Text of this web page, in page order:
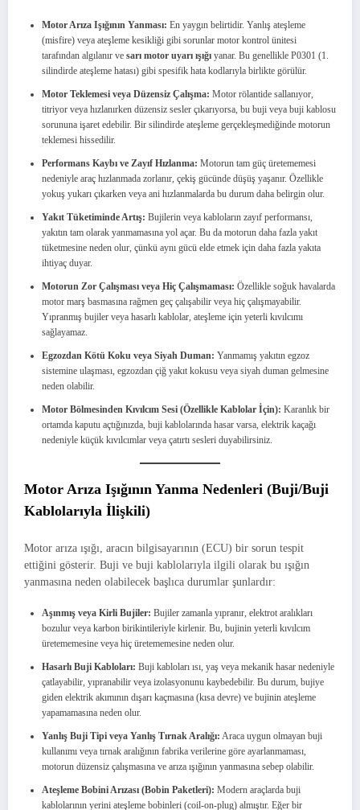
Motor Arıza Işığının Yanması: En yaygın belirtidir. Yanlış ateşleme
(misfire) veya ateşleme kesikliği gibi sorunlar motor kontrol ünitesi
tarafından algılanır ve sarı motor uyarı ışığı yanar. Bu genellikle P0301 (1.
silindirde ateşleme hatası) gibi spesifik hata kodlarıyla birlikte görülür.
Motor Teklemesi veya Düzensiz Çalışma: Motor rölantide sallanıyor,
titriyor veya hızlanırken düzensiz sesler çıkarıyorsa, bu buji veya buji kablosu
sorununa işaret edebilir. Bir silindirde ateşleme gerçekleşmediğinde motorun
teklemesi hissedilir.
Performans Kaybı ve Zayıf Hızlanma: Motorun tam güç üretememesi
nedeniyle araç hızlanmada zorlanır, çekiş gücünde düşüş yaşanır. Özellikle
yokuş yukarı çıkarken veya ani hızlanmalarda bu durum daha belirgin olur.
Yakıt Tüketiminde Artış: Bujilerin veya kabloların zayıf performansı,
yakıtın tam olarak yanmamasına yol açar. Bu da motorun daha fazla yakıt
tüketmesine neden olur, çünkü aynı gücü elde etmek için daha fazla yakıta
ihtiyaç duyar.
Motorun Zor Çalışması veya Hiç Çalışmaması: Özellikle soğuk havalarda
motor marş basmasına rağmen geç çalışabilir veya hiç çalışmayabilir.
Yıpranmış bujiler veya hasarlı kablolar, ateşleme için yeterli kıvılcımı
sağlayamaz.
Egzozdan Kötü Koku veya Siyah Duman: Yanmamış yakıtın egzoz
sistemine ulaşması, egzozdan çiğ yakıt kokusu veya siyah duman gelmesine
neden olabilir.
Motor Bölmesinden Kıvılcım Sesi (Özellikle Kablolar İçin): Karanlık bir
ortamda kaputu açtığınızda, buji kablolarında hasar varsa, elektrik kaçağı
nedeniyle küçük kıvılcımlar veya çatırtı sesleri duyabilirsiniz.
Motor Arıza Işığının Yanma Nedenleri (Buji/Buji
Kablolarıyla İlişkili)
Motor arıza ışığı, aracın bilgisayarının (ECU) bir sorun tespit
ettiğini gösterir. Buji ve buji kablolarıyla ilgili olarak bu ışığın
yanmasına neden olabilecek başlıca durumlar şunlardır:
Aşınmış veya Kirli Bujiler: Bujiler zamanla yıpranır, elektrot aralıkları
bozulur veya karbon birikintileriyle kirlenir. Bu, bujinin yeterli kıvılcım
üretememesine veya hiç üretememesine neden olur.
Hasarlı Buji Kabloları: Buji kabloları ısı, yaş veya mekanik hasar nedeniyle
çatlayabilir, yıpranabilir veya izolasyonunu kaybedebilir. Bu durum, bujiye
giden elektrik akımının dışarı kaçmasına (kısa devre) ve bujinin ateşleme
yapamamasına neden olur.
Yanlış Buji Tipi veya Yanlış Tırnak Aralığı: Araca uygun olmayan buji
kullanımı veya tırnak aralığının fabrika verilerine göre ayarlanmaması,
motorun düzensiz çalışmasına ve arıza ışığının yanmasına sebep olabilir.
Ateşleme Bobini Arızası (Bobin Paketleri): Modern araçlarda buji
kablolarının yerini ateşleme bobinleri (coil-on-plug) almıştır. Eğer bir